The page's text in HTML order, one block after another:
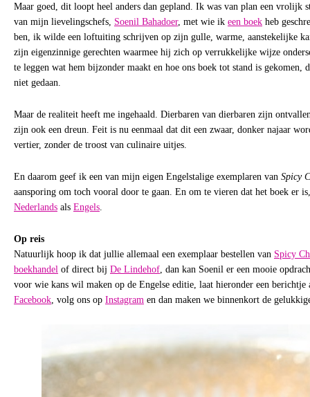
Maar goed, dit loopt heel anders dan gepland. Ik was van plan een vrolijk
van mijn lievelingschefs, Soenil Bahadoer, met wie ik een boek heb
ben, ik wilde een loftuiting schrijven op zijn gulle, warme, aanstekelijke
zijn eigenzinnige gerechten waarmee hij zich op verrukkelijke wijze
te leggen wat hem bijzonder maakt en hoe ons boek tot stand is gekomen,
niet gedaan.
Maar de realiteit heeft me ingehaald. Dierbaren van dierbaren zijn
zijn ook een dreun. Feit is nu eenmaal dat dit een zwaar, donker najaar
vertier, zonder de troost van culinaire uitjes.
En daarom geef ik een van mijn eigen Engelstalige exemplaren van Spicy
aansporing om toch vooral door te gaan. En om te vieren dat het boek er
Nederlands als Engels
Op reis
Natuurlijk hoop ik dat jullie allemaal een exemplaar bestellen van Spicy
boekhandel of direct bij De Lindehof , dan kan Soenil er een mooie
voor wie kans wil maken op de Engelse editie, laat hieronder een berichtje
Facebook , volg ons op Instagram en dan maken we binnenkort de